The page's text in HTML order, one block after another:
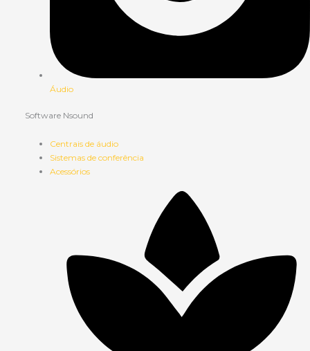
Áudio
Software Nsound
Centrais de áudio
Sistemas de conferência
Acessórios